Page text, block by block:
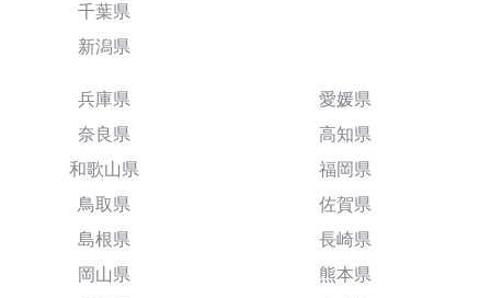
千葉県
新潟県
兵庫県
奈良県
和歌山県
鳥取県
島根県
岡山県
愛媛県
高知県
福岡県
佐賀県
長崎県
熊本県